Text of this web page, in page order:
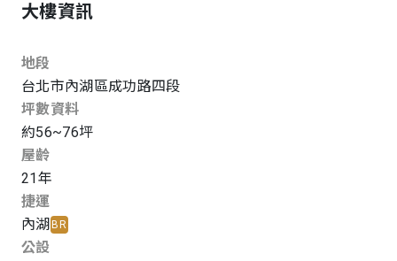
大樓資訊
地段
台北市內湖區成功路四段
坪數資料
約56~76坪
屋齡
21年
捷運
內湖 BR
公設